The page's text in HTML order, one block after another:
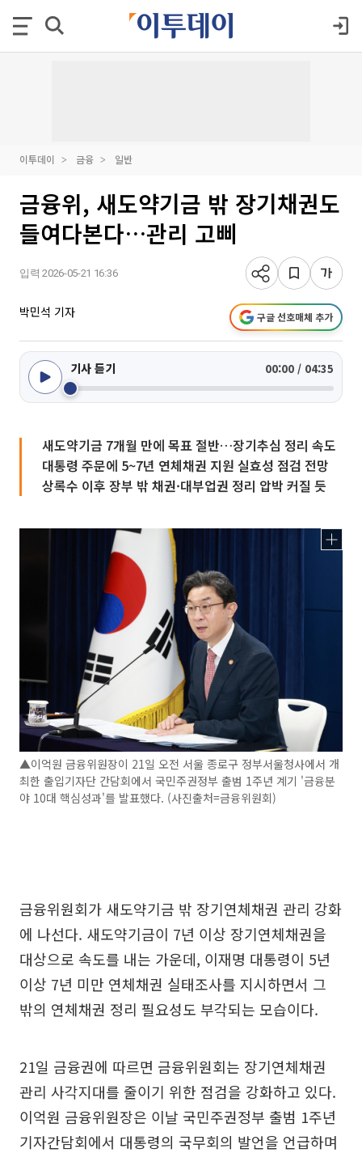
이투데이 금융 일반
금융위, 새도약기금 밖 장기채권도
들여다본다…관리 고삐
입력 2026-05-21 16:36
박민석 기자 구글 선호매체 추가
기사 듣기 00:00 / 04:35
새도약기금 7개월 만에 목표 절반…장기추심 정리 속도
대통령 주문에 5~7년 연체채권 지원 실효성 점검 전망
상록수 이후 장부 밖 채권·대부업권 정리 압박 커질 듯
▲이억원 금융위원장이 21일 오전 서울 종로구 정부서울청사에서 개
최한 출입기자단 간담회에서 국민주권정부 출범 1주년 계기 '금융분
야 10대 핵심성과'를 발표했다. (사진출처=금융위원회)
금융위원회가 새도약기금 밖 장기연체채권 관리 강화
에 나선다. 새도약기금이 7년 이상 장기연체채권을
대상으로 속도를 내는 가운데, 이재명 대통령이 5년
이상 7년 미만 연체채권 실태조사를 지시하면서 그
밖의 연체채권 정리 필요성도 부각되는 모습이다.
21일 금융권에 따르면 금융위원회는 장기연체채권
관리 사각지대를 줄이기 위한 점검을 강화하고 있다.
이억원 금융위원장은 이날 국민주권정부 출범 1주년
기자간담회에서 대통령의 국무회의 발언을 언급하며